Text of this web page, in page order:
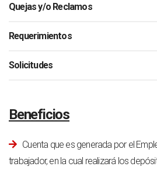
Quejas y/o Reclamos
Requerimientos
Solicitudes
Beneficios
Cuenta que es generada por el
trabajador, en la cual realizará los